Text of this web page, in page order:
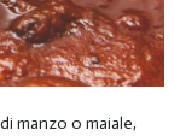
manzo o maiale,